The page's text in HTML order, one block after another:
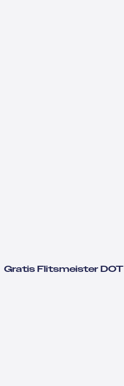
Gratis Flitsmeister DOT